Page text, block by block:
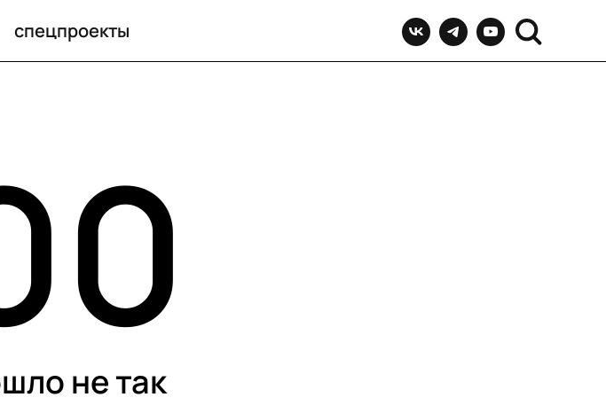
спецпроекты
не так